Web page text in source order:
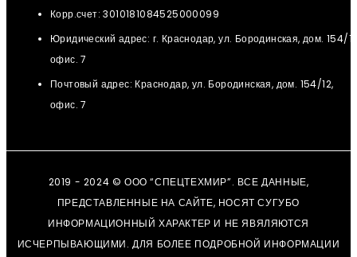
Корр.счет: 3010181084525000099
Юридический адрес: г. Краснодар, ул. Бородинская, дом. 154/
офис. 7
Почтовый адрес: Краснодар, ул. Бородинская, дом. 154/12,
офис. 7
2019 - 2024 © ООО “СПЕЦТЕХМИР”. ВСЕ ДАННЫЕ,
ПРЕДСТАВЛЕННЫЕ НА САЙТЕ, НОСЯТ СУГУБО
ИНФОРМАЦИОННЫЙ ХАРАКТЕР И НЕ ЯВЯЛЯЮТСЯ
ИСЧЕРПЫВАЮЩИМИ. ДЛЯ БОЛЕЕ ПОДРОБНОЙ ИНФОРМАЦИИ